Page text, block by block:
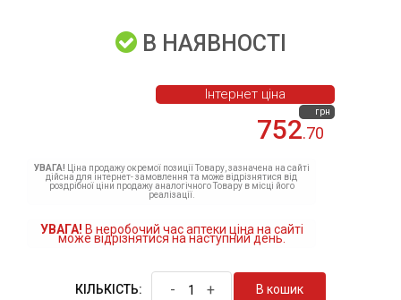
В НАЯВНОСТІ
752.70
грн
Інтернет ціна
УВАГА! Ціна продажу окремої позиції Товару, зазначена на сайті
дійсна для інтернет- замовлення та може відрізнятися від
роздрібної ціни продажу аналогічного Товару в місці його
реалізації.
УВАГА! В неробочий час аптеки ціна на сайті
може відрізнятися на наступний день.
КІЛЬКІСТЬ: - + В кошик